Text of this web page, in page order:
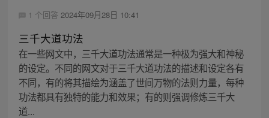
1 个回答 2024年09月28日 10:41
三千大道功法
在一些网文中，三千大道功法通常是一种极为强大和神秘
的设定。不同的网文对于三千大道功法的描述和设定各有
不同，有的将其描绘为涵盖了世间万物的法则力量，每种
功法都具有独特的能力和效果；有的则强调修炼三千大
道...